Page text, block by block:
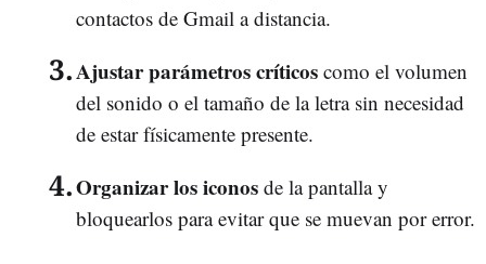
contactos de Gmail a distancia.
Ajustar parámetros críticos como el volumen
del sonido o el tamaño de la letra sin necesidad
de estar físicamente presente.
Organizar los iconos de la pantalla y
bloquearlos para evitar que se muevan por error.